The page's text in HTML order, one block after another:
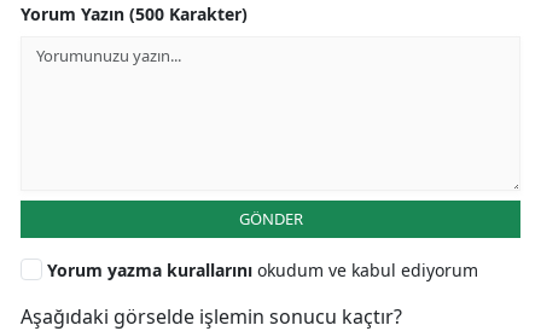
Yorum Yazın (500 Karakter)
GÖNDER
Yorum yazma kurallarını okudum ve kabul ediyorum
Aşağıdaki görselde işlemin sonucu kaçtır?